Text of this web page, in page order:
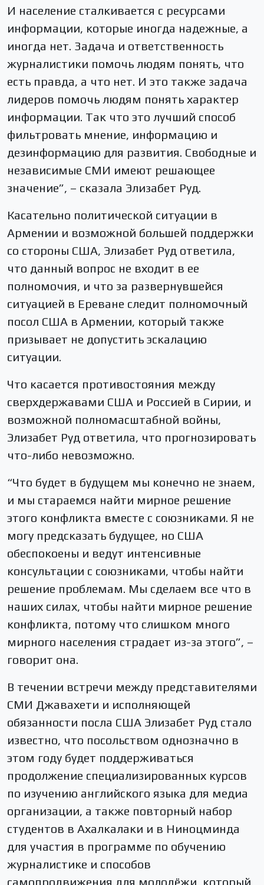
И население сталкивается с ресурсами
информации, которые иногда надежные, а
иногда нет. Задача и ответственность
журналистики помочь людям понять, что
есть правда, а что нет. И это также задача
лидеров помочь людям понять характер
информации. Так что это лучший способ
фильтровать мнение, информацию и
дезинформацию для развития. Свободные и
независимые СМИ имеют решающее
значение”, – сказала Элизабет Руд.
Касательно политической ситуации в
Армении и возможной большей поддержки
со стороны США, Элизабет Руд ответила,
что данный вопрос не входит в ее
полномочия, и что за развернувшейся
ситуацией в Ереване следит полномочный
посол США в Армении, который также
призывает не допустить эскалацию
ситуации.
Что касается противостояния между
сверхдержавами США и Россией в Сирии, и
возможной полномасштабной войны,
Элизабет Руд ответила, что прогнозировать
что-либо невозможно.
“Что будет в будущем мы конечно не знаем,
и мы стараемся найти мирное решение
этого конфликта вместе с союзниками. Я не
могу предсказать будущее, но США
обеспокоены и ведут интенсивные
консультации с союзниками, чтобы найти
решение проблемам. Мы сделаем все что в
наших силах, чтобы найти мирное решение
конфликта, потому что слишком много
мирного населения страдает из-за этого”, –
говорит она.
В течении встречи между представителями
СМИ Джавахети и исполняющей
обязанности посла США Элизабет Руд стало
известно, что посольством однозначно в
этом году будет поддерживаться
продолжение специализированных курсов
по изучению английского языка для медиа
организации, а также повторный набор
студентов в Ахалкалаки и в Ниноцминда
для участия в программе по обучению
журналистике и способов
самопродвижения для молодёжи, который